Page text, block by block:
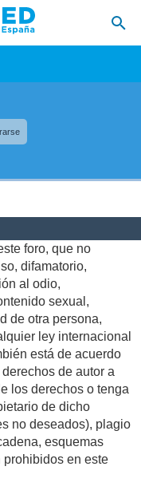
foro, que no
difamatorio,
al odio,
sexual,
de otra persona,
ley internacional
está de acuerdo
de autor a
los derechos o tenga
de dicho
no deseados), plagio
esquemas
prohibidos en este